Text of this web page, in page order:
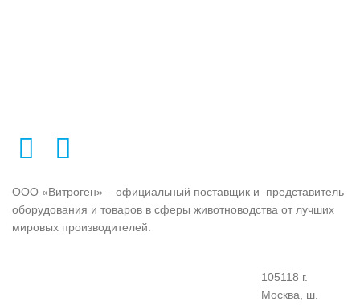
ООО «Витроген» – официальный поставщик и представитель
оборудования и товаров в сферы животноводства от лучших
мировых производителей.
105118 г.
Москва, ш.